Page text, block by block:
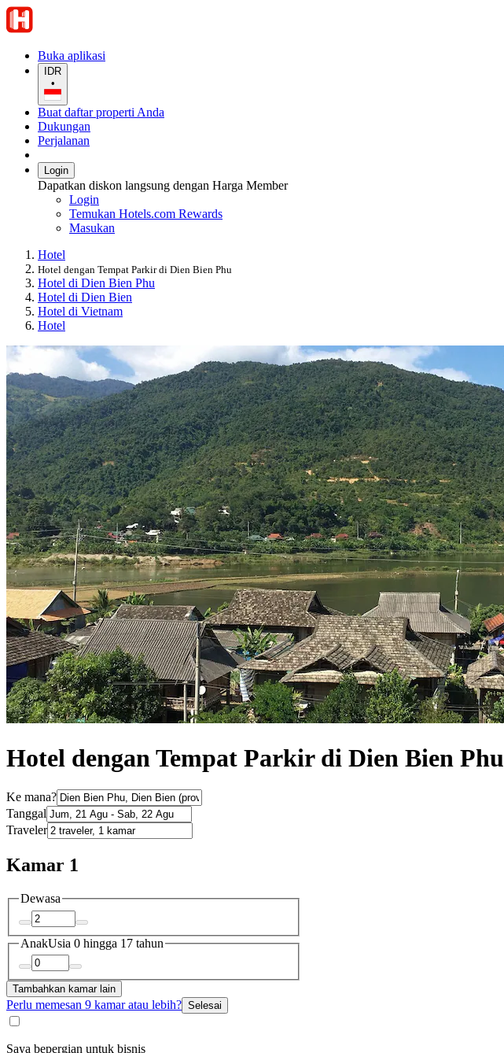
Buka aplikasi
IDR
•
Buat daftar properti Anda
Dukungan
Perjalanan
Login
Dapatkan diskon langsung dengan Harga Member
Login
Temukan Hotels.com Rewards
Masukan
Hotel
Hotel dengan Tempat Parkir di Dien Bien Phu
Hotel di Dien Bien Phu
Hotel di Dien Bien
Hotel di Vietnam
Hotel
Hotel dengan Tempat Parkir di Dien Bien Phu
Ke mana?
Tanggal
Traveler
Kamar 1
Dewasa
AnakUsia 0 hingga 17 tahun
Tambahkan kamar lain
Perlu memesan 9 kamar atau lebih? Selesai
Saya bepergian untuk bisnis